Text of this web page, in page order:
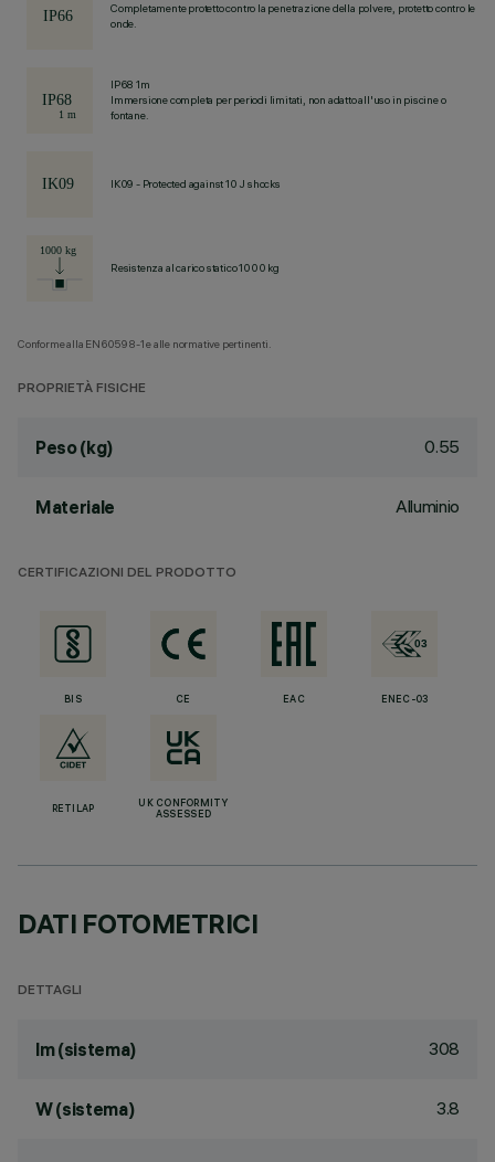
Completamente protetto contro la penetrazione della polvere, protetto contro le
onde.
IP68 1m
Immersione completa per periodi limitati, non adatto all'uso in piscine o
fontane.
IK09 - Protected against 10 J shocks
Resistenza al carico statico 1000 kg
Conforme alla EN60598-1 e alle normative pertinenti.
PROPRIETÀ FISICHE
Peso (kg) 0.55
Materiale Alluminio
CERTIFICAZIONI DEL PRODOTTO
BIS CE EAC ENEC-03
RETILAP
UK CONFORMITY
ASSESSED
DATI FOTOMETRICI
DETTAGLI
lm (sistema) 308
W (sistema) 3.8